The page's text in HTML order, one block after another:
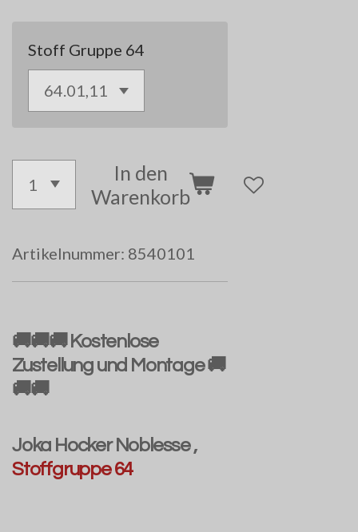
Stoff Gruppe 64
In den
Warenkorb
Artikelnummer: 8540101
🚚🚚🚚 Kostenlose
Zustellung und Montage 🚚
🚚🚚
Joka Hocker Noblesse ,
Stoffgruppe 64